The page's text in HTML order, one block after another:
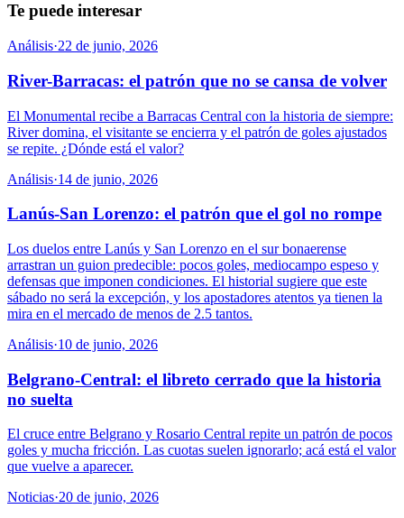
Te puede interesar
Análisis·22 de junio, 2026
River-Barracas: el patrón que no se cansa de volver
El Monumental recibe a Barracas Central con la historia de siempre:
River domina, el visitante se encierra y el patrón de goles ajustados
se repite. ¿Dónde está el valor?
Análisis·14 de junio, 2026
Lanús-San Lorenzo: el patrón que el gol no rompe
Los duelos entre Lanús y San Lorenzo en el sur bonaerense
arrastran un guion predecible: pocos goles, mediocampo espeso y
defensas que imponen condiciones. El historial sugiere que este
sábado no será la excepción, y los apostadores atentos ya tienen la
mira en el mercado de menos de 2.5 tantos.
Análisis·10 de junio, 2026
Belgrano-Central: el libreto cerrado que la historia
no suelta
El cruce entre Belgrano y Rosario Central repite un patrón de pocos
goles y mucha fricción. Las cuotas suelen ignorarlo; acá está el valor
que vuelve a aparecer.
Noticias·20 de junio, 2026